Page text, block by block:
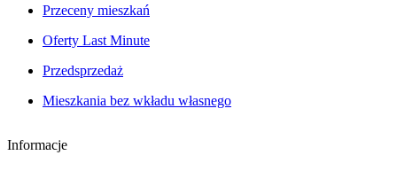
Przeceny mieszkań
Oferty Last Minute
Przedsprzedaż
Mieszkania bez wkładu własnego
Informacje